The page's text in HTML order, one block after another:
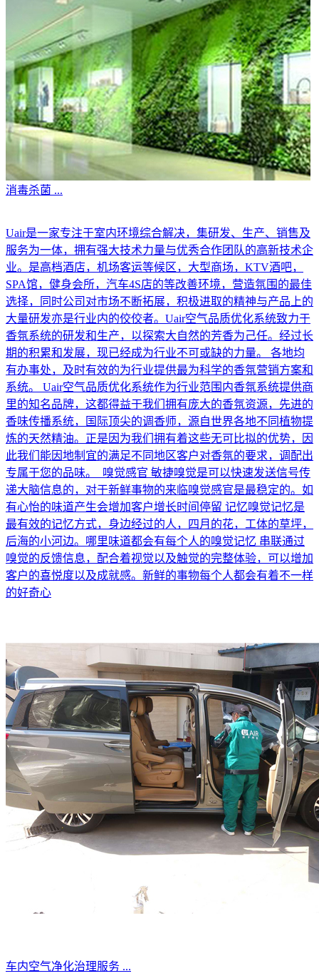
消毒杀菌 ...
Uair是一家专注于室内环境综合解决，集研发、生产、销售及
服务为一体，拥有强大技术力量与优秀合作团队的高新技术企
业。是高档酒店，机场客运等候区，大型商场，KTV酒吧，
SPA馆，健身会所，汽车4S店的等改善环境，营造氛围的最佳
选择，同时公司对市场不断拓展，积极进取的精神与产品上的
大量研发亦是行业内的佼佼者。Uair空气品质优化系统致力于
香氛系统的研发和生产，以探索大自然的芳香为己任。经过长
期的积累和发展，现已经成为行业不可或缺的力量。 各地均
有办事处，及时有效的为行业提供最为科学的香氛营销方案和
系统。 Uair空气品质优化系统作为行业范围内香氛系统提供商
里的知名品牌，这都得益于我们拥有庞大的香氛资源，先进的
香味传播系统，国际顶尖的调香师，源自世界各地不同植物提
炼的天然精油。正是因为我们拥有着这些无可比拟的优势，因
此我们能因地制宜的满足不同地区客户对香氛的要求，调配出
专属于您的品味。 嗅觉感官 敏捷嗅觉是可以快速发送信号传
递大脑信息的，对于新鲜事物的来临嗅觉感官是最稳定的。如
有心怡的味道产生会增加客户增长时间停留 记忆嗅觉记忆是
最有效的记忆方式，身边经过的人，四月的花，工体的草坪，
后海的小河边。哪里味道都会有每个人的嗅觉记忆 串联通过
嗅觉的反馈信息，配合着视觉以及触觉的完整体验，可以增加
客户的喜悦度以及成就感。新鲜的事物每个人都会有着不一样
的好奇心
车内空气净化治理服务 ...